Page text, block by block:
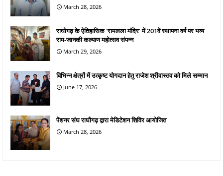
March 28, 2026
राघोगढ़ के ऐतिहासिक 'रामलला मंदिर' में 201वें स्थापना वर्ष पर भव्य
राम-जानकी कल्याण महोत्सव संपन्न
March 29, 2026
विभिन्न क्षेत्रों में उत्कृष्ट योगदान हेतु राजेश श्रीवास्तव को मिले सम्मान
June 17, 2026
पेंशनर संघ राघौगढ़ द्वारा मेडिटेशन शिविर आयोजित
March 28, 2026